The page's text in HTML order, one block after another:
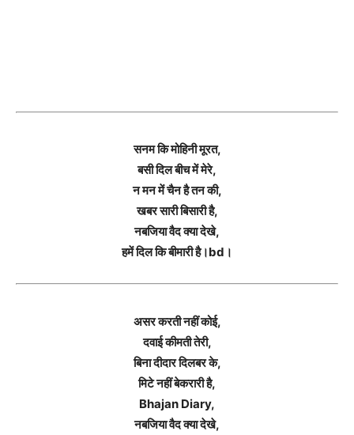
सनम कि मोहिनी मूरत,
बसी दिल बीच में मेरे,
न मन में चैन है तन की,
खबर सारी बिसारी है,
नबजिया वैद क्या देखे,
हमें दिल कि बीमारी है।bd।
असर करती नहीं कोई,
दवाई कीमती तेरी,
बिना दीदार दिलबर के,
मिटे नहीं बेकरारी है,
Bhajan Diary,
नबजिया वैद क्या देखे,